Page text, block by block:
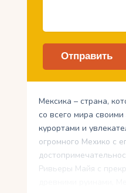
Мексика – страна,
со всего мира
курортами и
огромного Мехико с
Ривьеры Майя с